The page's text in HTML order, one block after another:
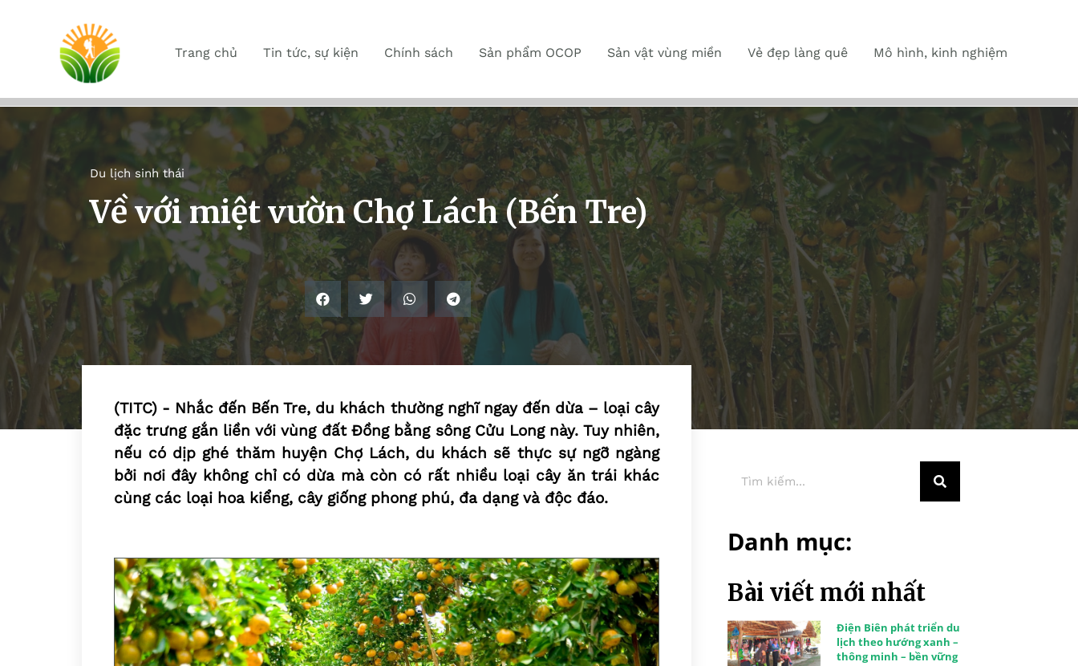
Trang chủ Tin tức, sự kiện Chính sách Sản phẩm OCOP Sản vật vùng miền Vẻ đẹp làng quê Mô hình, kinh nghiệm
Du lịch sinh thái
Về với miệt vườn Chợ Lách (Bến Tre)
(TITC) - Nhắc đến Bến Tre, du khách thường nghĩ ngay đến dừa – loại cây
đặc trưng gắn liền với vùng đất Đồng bằng sông Cửu Long này. Tuy nhiên,
nếu có dịp ghé thăm huyện Chợ Lách, du khách sẽ thực sự ngỡ ngàng
bởi nơi đây không chỉ có dừa mà còn có rất nhiều loại cây ăn trái khác
cùng các loại hoa kiểng, cây giống phong phú, đa dạng và độc đáo.
Danh mục:
Bài viết mới nhất
Điện Biên phát triển du
lịch theo hướng xanh –
thông minh – bền vững